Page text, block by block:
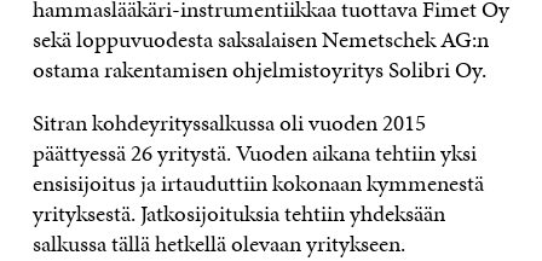
hammaslääkäri-instrumentiikkaa tuottava Fimet Oy
sekä loppuvuodesta saksalaisen Nemetschek AG:n
ostama rakentamisen ohjelmistoyritys Solibri Oy.
Sitran kohdeyrityssalkussa oli vuoden 2015
päättyessä 26 yritystä. Vuoden aikana tehtiin yksi
ensisijoitus ja irtauduttiin kokonaan kymmenestä
yrityksestä. Jatkosijoituksia tehtiin yhdeksään
salkussa tällä hetkellä olevaan yritykseen.